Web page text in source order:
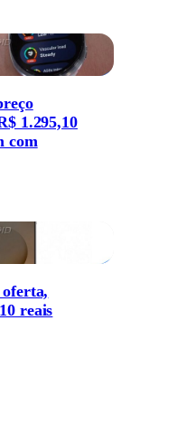
1.295,10
com
reais